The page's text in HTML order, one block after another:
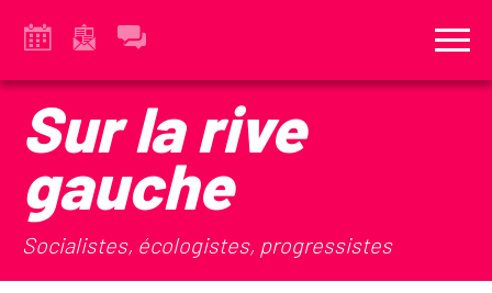
Sur la rive
gauche
Socialistes, écologistes, progressistes